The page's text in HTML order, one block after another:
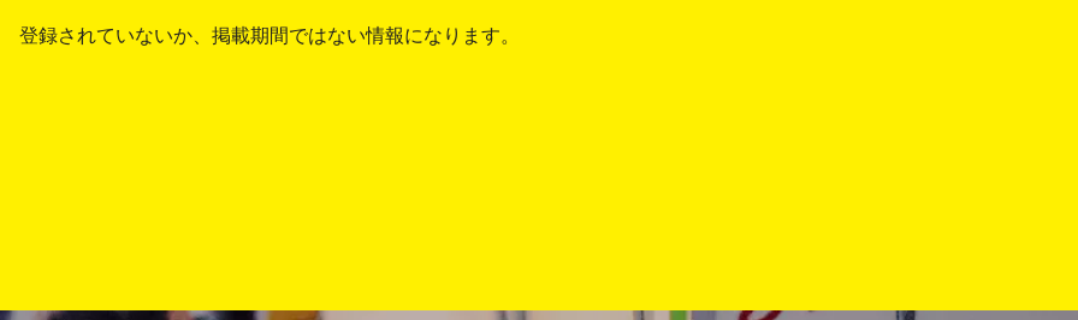
登録されていないか、掲載期間ではない情報になります。